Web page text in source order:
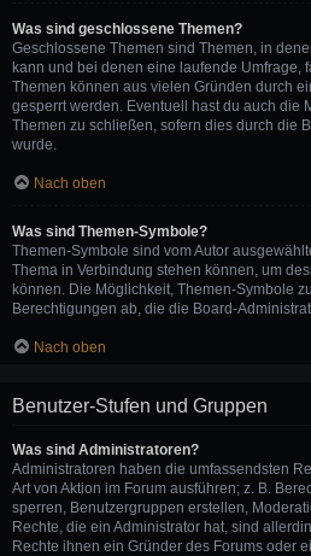
Was sind geschlossene Themen?
Geschlossene Themen sind Themen, in
kann und bei denen eine laufende Umfrage,
Themen können aus vielen Gründen durch
gesperrt werden. Eventuell hast du auch die
Themen zu schließen, sofern dies durch die
wurde.
Nach oben
Was sind Themen-Symbole?
Themen-Symbole sind vom Autor
Thema in Verbindung stehen können, um
können. Die Möglichkeit, Themen-Symbole
Berechtigungen ab, die die Board-
Nach oben
Benutzer-Stufen und Gruppen
Was sind Administratoren?
Administratoren haben die umfassendsten
Art von Aktion im Forum ausführen; z. B.
sperren, Benutzergruppen erstellen,
Rechte, die ein Administrator hat, sind
Rechte ihnen ein Gründer des Forums oder